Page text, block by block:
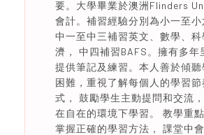
要。大學畢業於澳洲Flinders
會計。補習經驗分別為小一至小
中一至中三補習英文、數學、
濟， 中四補習BAFS。擁有多年
提供筆記及練習。本人善於傾
困難，重視了解每個人的學習
式， 鼓勵學生主動提問和交流
在自在的環境下學習。 教學重
掌握正確的學習方法， 課堂中